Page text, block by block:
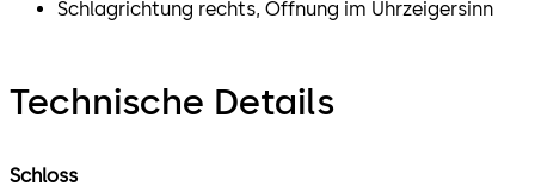
Schlagrichtung rechts, Öffnung im Uhrzeigersinn
Technische Details
Schloss